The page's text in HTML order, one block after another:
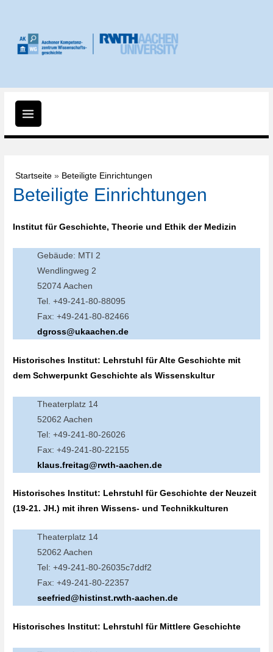
springen
Main
Startseite Beteiligte Einrichtungen
Beteiligte Einrichtungen
Institut für Geschichte, Theorie und Ethik der Medizin
Gebäude: MTI 2
Wendlingweg 2
52074 Aachen
Tel. +49-241-80-88095
Fax: +49-241-80-82466
dgross@ukaachen.de
Historisches Institut: Lehrstuhl für Alte Geschichte mit
dem Schwerpunkt Geschichte als Wissenskultur
Theaterplatz 14
52062 Aachen
Tel: +49-241-80-26026
Fax: +49-241-80-22155
klaus.freitag@rwth-aachen.de
Historisches Institut: Lehrstuhl für Geschichte der Neuzeit
(19-21. JH.) mit ihren Wissens- und Technikkulturen
Theaterplatz 14
52062 Aachen
Tel: +49-241-80-26035c7ddf2
Fax: +49-241-80-22357
seefried@histinst.rwth-aachen.de
Historisches Institut: Lehrstuhl für Mittlere Geschichte